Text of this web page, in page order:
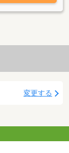
変更する